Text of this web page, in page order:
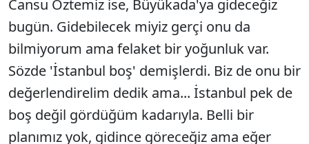
Cansu Öztemiz ise, Büyükada'ya gideceğiz
bugün. Gidebilecek miyiz gerçi onu da
bilmiyorum ama felaket bir yoğunluk var.
Sözde 'İstanbul boş' demişlerdi. Biz de onu bir
değerlendirelim dedik ama... İstanbul pek de
boş değil gördüğüm kadarıyla. Belli bir
planımız yok, gidince göreceğiz ama eğer